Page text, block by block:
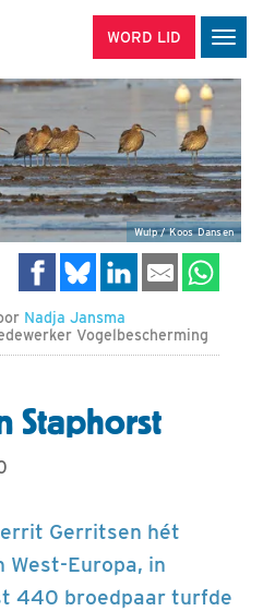
WORD LID
Wulp / Koos Dansen
Nadja Jansma
Vogelbescherming
Staphorst
Gerritsen hét
West-Europa, in
440 broedpaar turfde